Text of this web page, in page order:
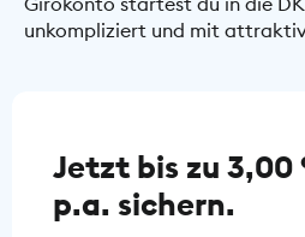
unkompliziert und mit
Jetzt bis zu 3,00
p.a. sichern.